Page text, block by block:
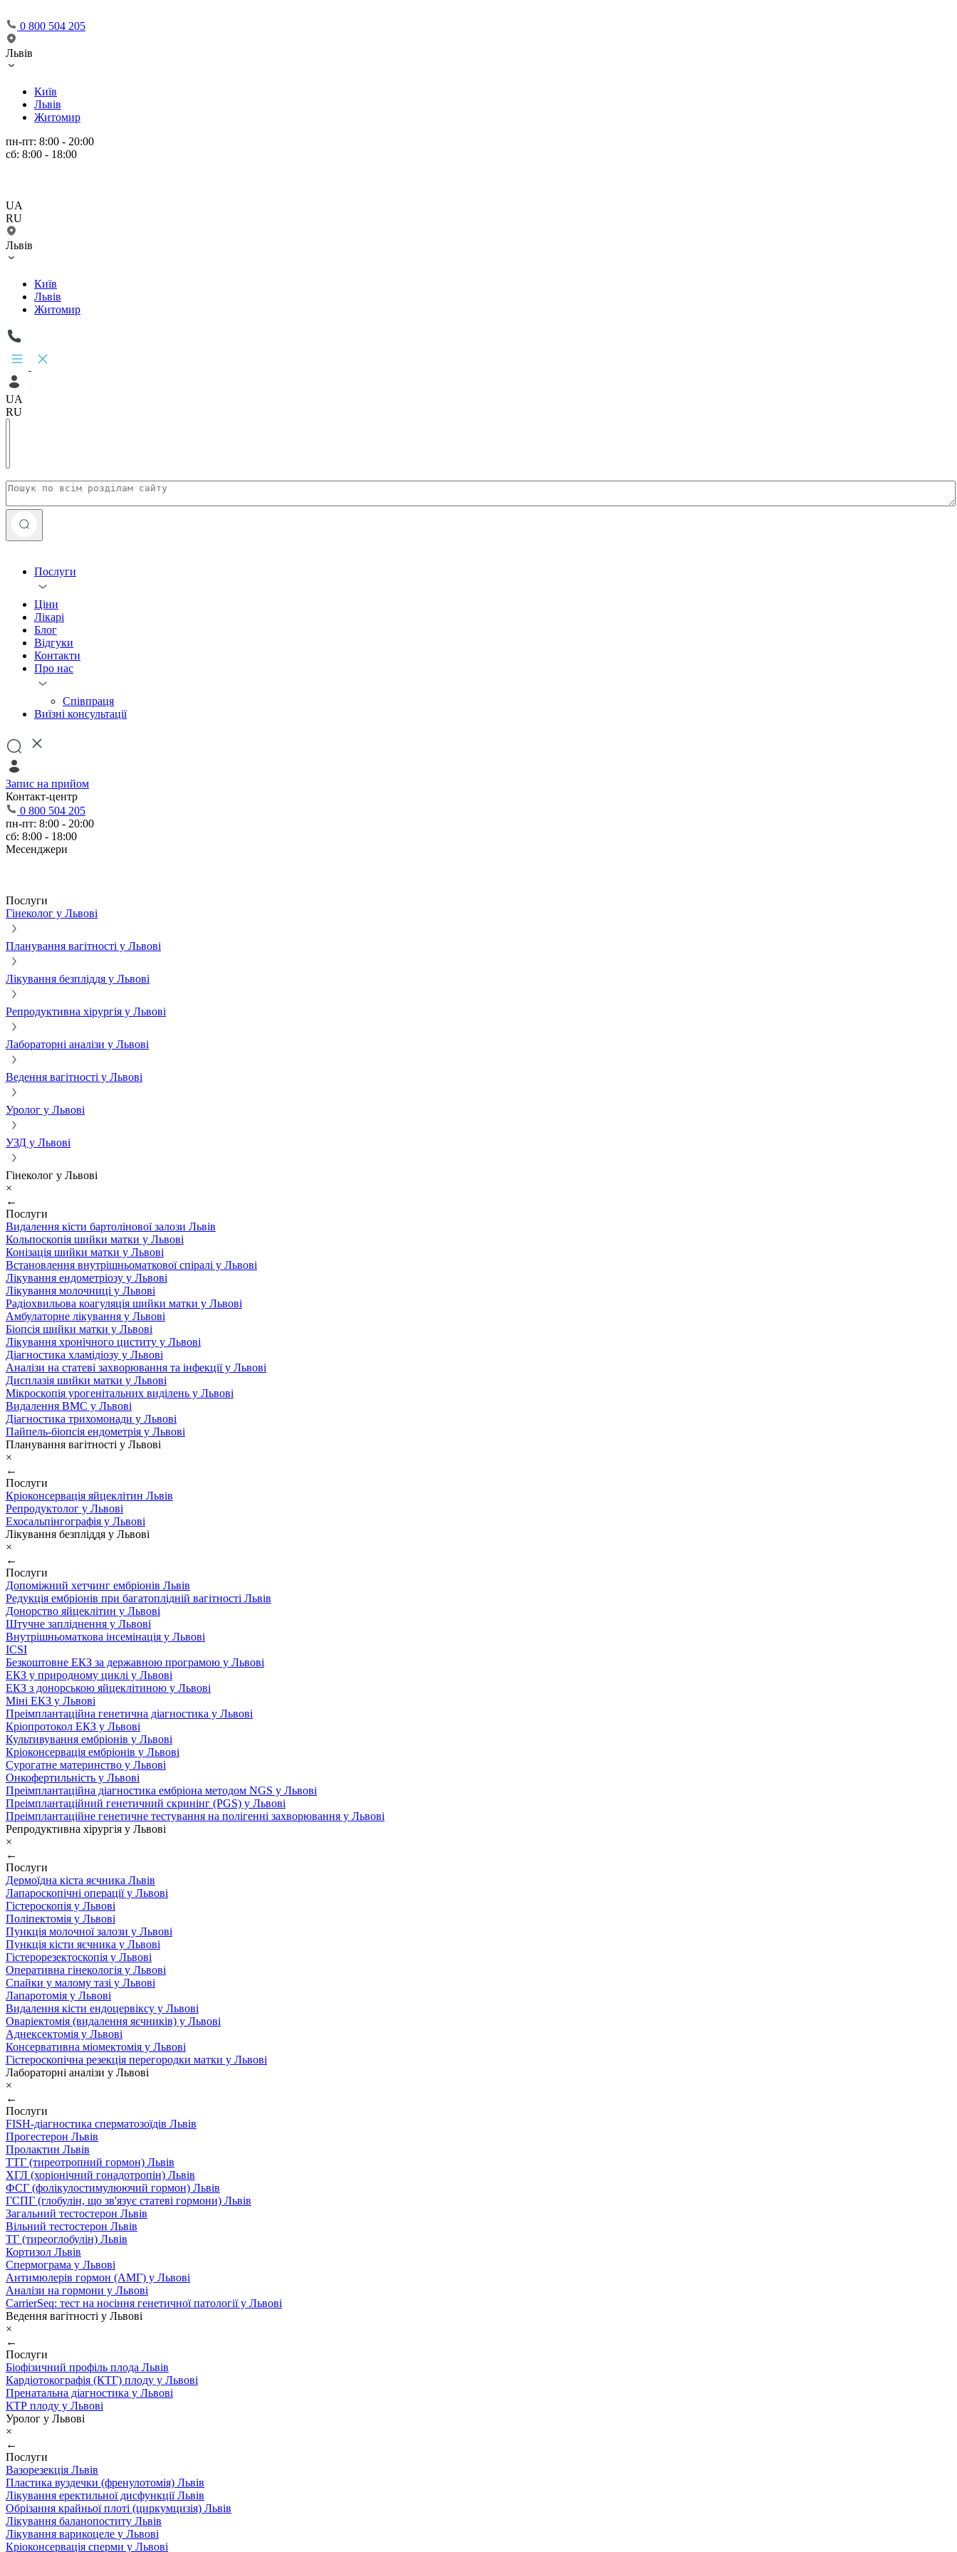
0 800 504 205
Львів
Київ
Львів
Житомир
пн-пт: 8:00 - 20:00
сб: 8:00 - 18:00
UA
RU
Львів
Київ
Львів
Житомир
UA
RU
Послуги
Ціни
Лікарі
Блог
Відгуки
Контакти
Про нас
Співпраця
Виїзні консультації
Запис на прийом
Контакт-центр
0 800 504 205
пн-пт: 8:00 - 20:00
сб: 8:00 - 18:00
Месенджери
Послуги
Гінеколог у Львові
Планування вагітності у Львові
Лікування безпліддя у Львові
Репродуктивна хірургія у Львові
Лабораторні аналізи у Львові
Ведення вагітності у Львові
Уролог у Львові
УЗД у Львові
Гінеколог у Львові
×
←
Послуги
Видалення кісти бартолінової залози Львів
Кольпоскопія шийки матки у Львові
Конізація шийки матки у Львові
Встановлення внутрішньоматкової спіралі у Львові
Лікування ендометріозу у Львові
Лікування молочниці у Львові
Радіохвильова коагуляція шийки матки у Львові
Амбулаторне лікування у Львові
Біопсія шийки матки у Львові
Лікування хронічного циститу у Львові
Діагностика хламідіозу у Львові
Аналізи на статеві захворювання та інфекції у Львові
Дисплазія шийки матки у Львові
Мікроскопія урогенітальних виділень у Львові
Видалення ВМС у Львові
Діагностика трихомонади у Львові
Пайпель-біопсія ендометрія у Львові
Планування вагітності у Львові
×
←
Послуги
Кріоконсервація яйцеклітин Львів
Репродуктолог у Львові
Ехосальпінгографія у Львові
Лікування безпліддя у Львові
×
←
Послуги
Допоміжний хетчинг ембріонів Львів
Редукція ембріонів при багатоплідній вагітності Львів
Донорство яйцеклітин у Львові
Штучне запліднення у Львові
Внутрішньоматкова інсемінація у Львові
ICSI
Безкоштовне ЕКЗ за державною програмою у Львові
ЕКЗ у природному циклі у Львові
ЕКЗ з донорською яйцеклітиною у Львові
Міні ЕКЗ у Львові
Преімплантаційна генетична діагностика у Львові
Кріопротокол ЕКЗ у Львові
Культивування ембріонів у Львові
Кріоконсервація ембріонів у Львові
Сурогатне материнство у Львові
Онкофертильність у Львові
Преімплантаційна діагностика ембріона методом NGS у Львові
Преімплантаційний генетичний скринінг (PGS) у Львові
Преімплантаційне генетичне тестування на полігенні захворювання у Львові
Репродуктивна хірургія у Львові
×
←
Послуги
Дермоїдна кіста яєчника Львів
Лапароскопічні операції у Львові
Гістероскопія у Львові
Поліпектомія у Львові
Пункція молочної залози у Львові
Пункція кісти яєчника у Львові
Гістерорезектоскопія у Львові
Оперативна гінекологія у Львові
Спайки у малому тазі у Львові
Лапаротомія у Львові
Видалення кісти ендоцервіксу у Львові
Оваріектомія (видалення яєчників) у Львові
Аднексектомія у Львові
Консервативна міомектомія у Львові
Гістероскопічна резекція перегородки матки у Львові
Лабораторні аналізи у Львові
×
←
Послуги
FISH-діагностика сперматозоїдів Львів
Прогестерон Львів
Пролактин Львів
ТТГ (тиреотропний гормон) Львів
ХГЛ (хоріонічний гонадотропін) Львів
ФСГ (фолікулостимулюючий гормон) Львів
ГСПГ (глобулін, що зв'язує статеві гормони) Львів
Загальний тестостерон Львів
Вільний тестостерон Львів
ТГ (тиреоглобулін) Львів
Кортизол Львів
Спермограма у Львові
Антимюлерів гормон (АМГ) у Львові
Аналізи на гормони у Львові
CarrierSeq: тест на носіння генетичної патології у Львові
Ведення вагітності у Львові
×
←
Послуги
Біофізичний профіль плода Львів
Кардіотокографія (КТГ) плоду у Львові
Пренатальна діагностика у Львові
КТР плоду у Львові
Уролог у Львові
×
←
Послуги
Вазорезекція Львів
Пластика вуздечки (френулотомія) Львів
Лікування еректильної дисфункції Львів
Обрізання крайньої плоті (циркумцизія) Львів
Лікування баланопоститу Львів
Лікування варикоцеле у Львові
Кріоконсервація сперми у Львові